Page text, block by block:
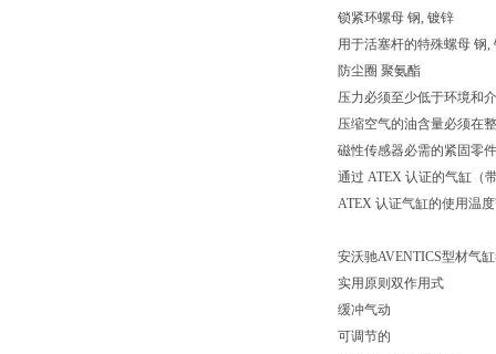
锁紧环螺母 钢, 镀锌
用于活塞杆的特殊螺母 钢,
防尘圈 聚氨酯
压力必须至少低于环境和
压缩空气的油含量必须在
磁性传感器必需的紧固零件
通过 ATEX 认证的气缸（
ATEX 认证气缸的使用温度
安沃驰AVENTICS型材气
实用原则双作用式
缓冲气动
可调节的